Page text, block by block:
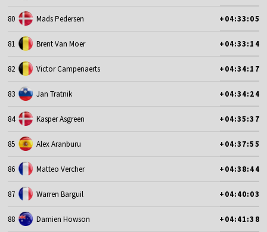
80 Mads Pedersen +04:33:05
81 Brent Van Moer +04:33:14
82 Victor Campenaerts +04:34:17
83 Jan Tratnik +04:34:24
84 Kasper Asgreen +04:35:37
85 Alex Aranburu +04:37:55
86 Matteo Vercher +04:38:44
87 Warren Barguil +04:40:03
88 Damien Howson +04:41:38